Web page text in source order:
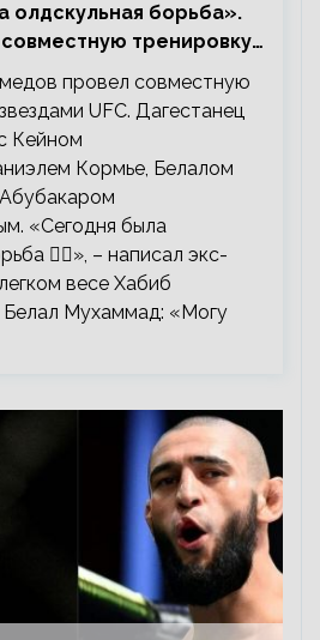
олдскульная борьба».
тренировку
провел совместную
UFC. Дагестанец
Кейном
Кормье, Белалом
«Сегодня была
🤼‍♂️», – написал экс-
весе Хабиб
Мухаммад: «Могу